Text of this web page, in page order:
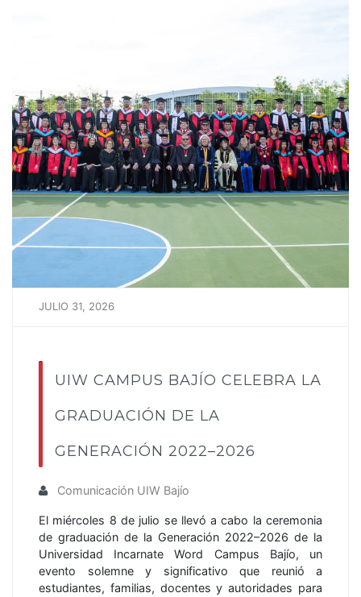
JULIO 31, 2026
UIW CAMPUS BAJÍO CELEBRA LA
GRADUACIÓN DE LA
GENERACIÓN 2022–2026
Comunicación UIW Bajío
El miércoles 8 de julio se llevó a cabo la ceremonia
de graduación de la Generación 2022–2026 de la
Universidad Incarnate Word Campus Bajío, un
evento solemne y significativo que reunió a
estudiantes, familias, docentes y autoridades para